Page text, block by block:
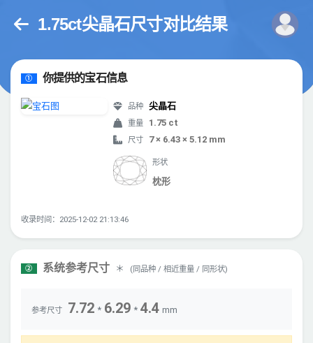
1.75ct尖晶石尺寸对比结果
① 你提供的宝石信息
品种 尖晶石
重量 1.75 ct
尺寸 7 × 6.43 × 5.12 mm
形状
枕形
收录时间：2025-12-02 21:13:46
② 系统参考尺寸 ＊ (同品种 / 相近重量 / 同形状)
参考尺寸 7.72 * 6.29 * 4.4 mm